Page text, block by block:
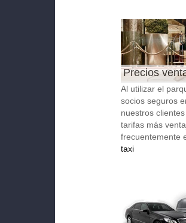
Precios
Al utilizar el
socios seguros
nuestros
tarifas más
frecuentemente
taxi